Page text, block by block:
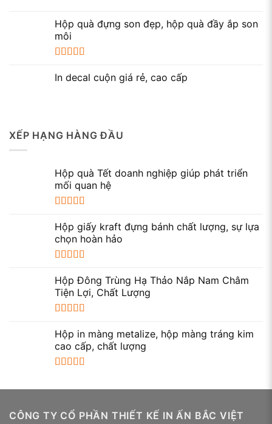
Hộp quà đựng son đẹp, hộp quà đầy ắp son
môi
hạng5.00 5
In decal cuộn giá rẻ, cao cấp
XẾP HẠNG HÀNG ĐẦU
Hộp quà Tết doanh nghiệp giúp phát triển
mối quan hệ
hạng 5.005
sao
Hộp giấy kraft đựng bánh chất lượng, sự lựa
chọn hoàn hảo
hạng 5.005
sao
Hộp Đông Trùng Hạ Thảo Nắp Nam Châm
Tiện Lợi, Chất Lượng
hạng 5.005
sao
Hộp in màng metalize, hộp màng tráng kim
cao cấp, chất lượng
CÔNG TY CỔ PHẦN THIẾT KẾ IN ẤN BẮC VIỆT